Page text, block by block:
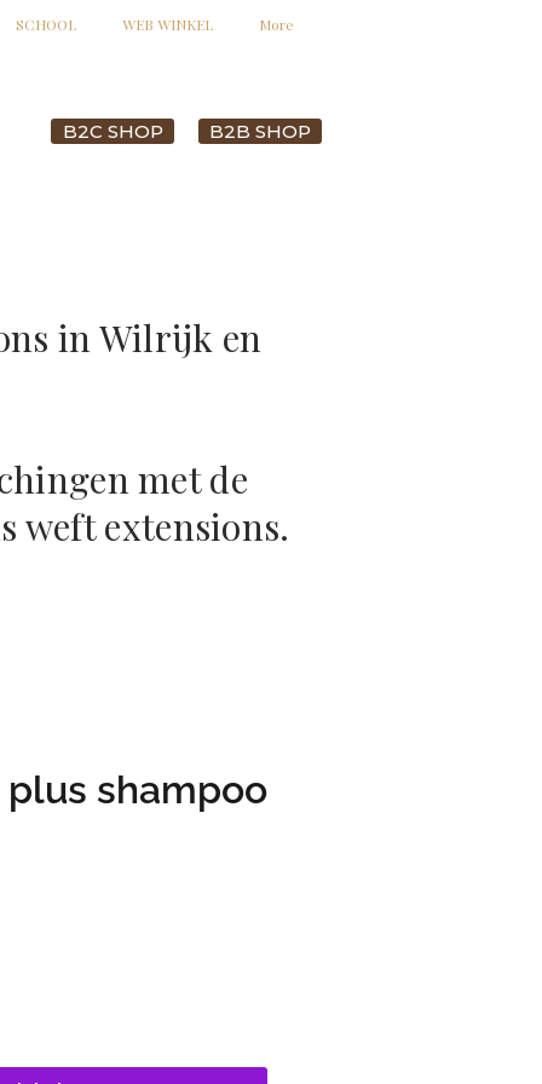
SCHOOL WEB WINKEL More
B2C SHOP B2B SHOP
in Wilrijk en
met de
weft extensions.
shampoo